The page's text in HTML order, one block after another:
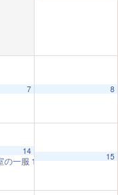
7 8
14
一服 10:00 AM 15